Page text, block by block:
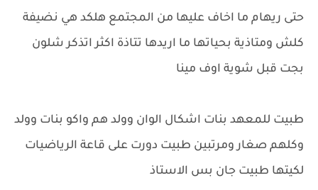
حتى ريهام ما اخاف عليها من المجتمع هلكد هي نضيفة
كلش ومتاذية بحياتها ما اريدها تتاذة اكثر اتذكر شلون
بجت قبل شوية اوف مينا
طبيت للمعهد بنات اشكال الوان وولد هم واكو بنات وولد
وكلهم صغار ومرتبين طبيت دورت على قاعة الرياضيات
لكيتها طبيت جان بس الاستاذ